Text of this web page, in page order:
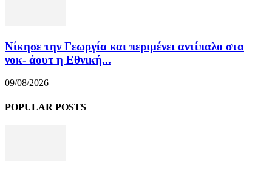
Νίκησε την Γεωργία και περιμένει αντίπαλο στα
νοκ- άουτ η Εθνική...
09/08/2026
POPULAR POSTS